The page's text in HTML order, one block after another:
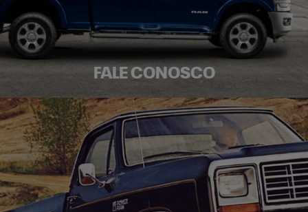
FALE CONOSCO